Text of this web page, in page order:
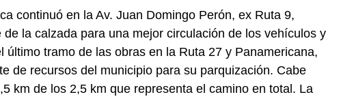
continuó en la Av. Juan Domingo Perón, ex Ruta 9,
la calzada para una mejor circulación de los vehículos y
último tramo de las obras en la Ruta 27 y Panamericana,
de recursos del municipio para su parquización. Cabe
km de los 2,5 km que representa el camino en total. La